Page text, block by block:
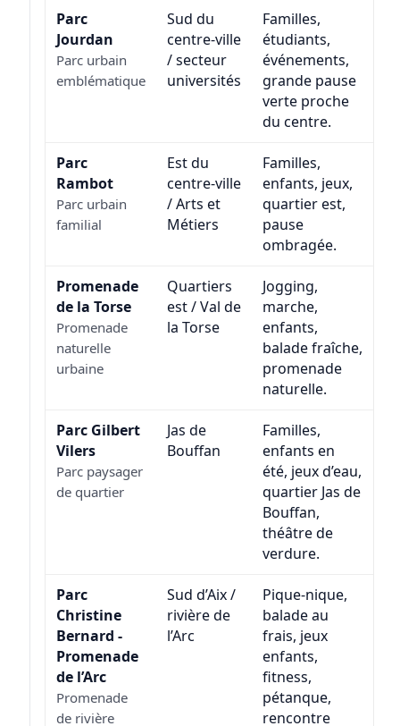
Parc
Jourdan
Parc urbain
emblématique
Sud du
centre-ville
/ secteur
universités
Familles,
étudiants,
événements,
grande pause
verte proche
du centre.
Parc
Rambot
Parc urbain
familial
Est du
centre-ville
/ Arts et
Métiers
Familles,
enfants, jeux,
quartier est,
pause
ombragée.
Promenade
de la Torse
Promenade
naturelle
urbaine
Quartiers
est / Val de
la Torse
Jogging,
marche,
enfants,
balade fraîche,
promenade
naturelle.
Parc Gilbert
Vilers
Parc paysager
de quartier
Jas de
Bouffan
Familles,
enfants en
été, jeux d’eau,
quartier Jas de
Bouffan,
théâtre de
verdure.
Parc
Christine
Bernard -
Promenade
de l’Arc
Promenade
de rivière
Sud d’Aix /
rivière de
l’Arc
Pique-nique,
balade au
frais, jeux
enfants,
fitness,
pétanque,
rencontre